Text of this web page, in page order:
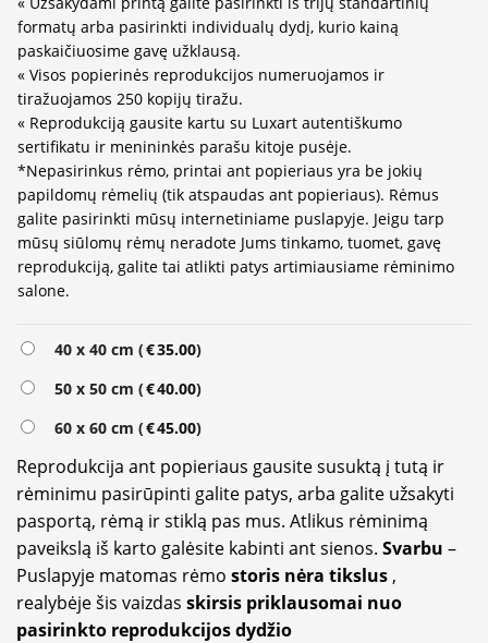
formatų arba pasirinkti individualų dydį, kurio kainą
paskaičiuosime gavę užklausą.
« Visos popierinės reprodukcijos numeruojamos ir
tiražuojamos 250 kopijų tiražu.
« Reprodukciją gausite kartu su Luxart autentiškumo
sertifikatu ir menininkės parašu kitoje pusėje.
*Nepasirinkus rėmo, printai ant popieriaus yra be jokių
papildomų rėmelių (tik atspaudas ant popieriaus). Rėmus
galite pasirinkti mūsų internetiniame puslapyje. Jeigu tarp
mūsų siūlomų rėmų neradote Jums tinkamo, tuomet, gavę
reprodukciją, galite tai atlikti patys artimiausiame rėminimo
salone.
40 x 40 cm (€35.00)
50 x 50 cm (€40.00)
60 x 60 cm (€45.00)
Reprodukcija ant popieriaus gausite susuktą į tutą ir
rėminimu pasirūpinti galite patys, arba galite užsakyti
pasportą, rėmą ir stiklą pas mus. Atlikus rėminimą
paveikslą iš karto galėsite kabinti ant sienos. Svarbu –
Puslapyje matomas rėmo storis nėra tikslus ,
realybėje šis vaizdas skirsis priklausomai nuo
pasirinkto reprodukcijos dydžio
Alternative: